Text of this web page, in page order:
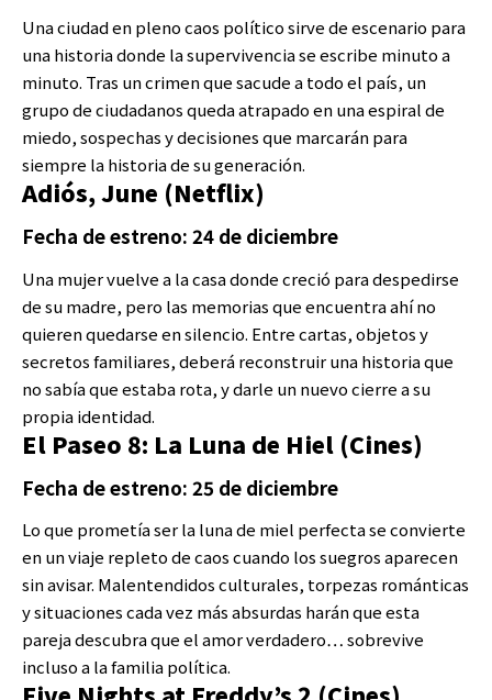
Una ciudad en pleno caos político sirve de escenario para
una historia donde la supervivencia se escribe minuto a
minuto. Tras un crimen que sacude a todo el país, un
grupo de ciudadanos queda atrapado en una espiral de
miedo, sospechas y decisiones que marcarán para
siempre la historia de su generación.
Adiós, June (Netflix)
Fecha de estreno: 24 de diciembre
Una mujer vuelve a la casa donde creció para despedirse
de su madre, pero las memorias que encuentra ahí no
quieren quedarse en silencio. Entre cartas, objetos y
secretos familiares, deberá reconstruir una historia que
no sabía que estaba rota, y darle un nuevo cierre a su
propia identidad.
El Paseo 8: La Luna de Hiel (Cines)
Fecha de estreno: 25 de diciembre
Lo que prometía ser la luna de miel perfecta se convierte
en un viaje repleto de caos cuando los suegros aparecen
sin avisar. Malentendidos culturales, torpezas románticas
y situaciones cada vez más absurdas harán que esta
pareja descubra que el amor verdadero… sobrevive
incluso a la familia política.